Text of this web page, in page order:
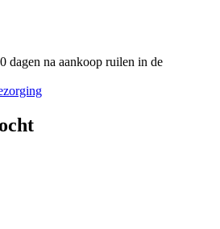
dagen na aankoop ruilen in de